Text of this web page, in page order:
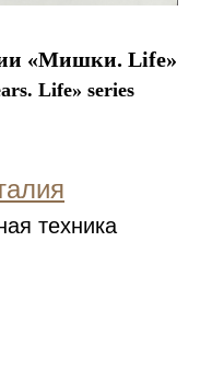
«Мишки. Life»
Life» series
техника